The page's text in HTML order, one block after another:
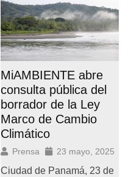
MiAMBIENTE abre
consulta pública del
borrador de la Ley
Marco de Cambio
Climático
Prensa 23 mayo, 2025
Ciudad de Panamá, 23 de